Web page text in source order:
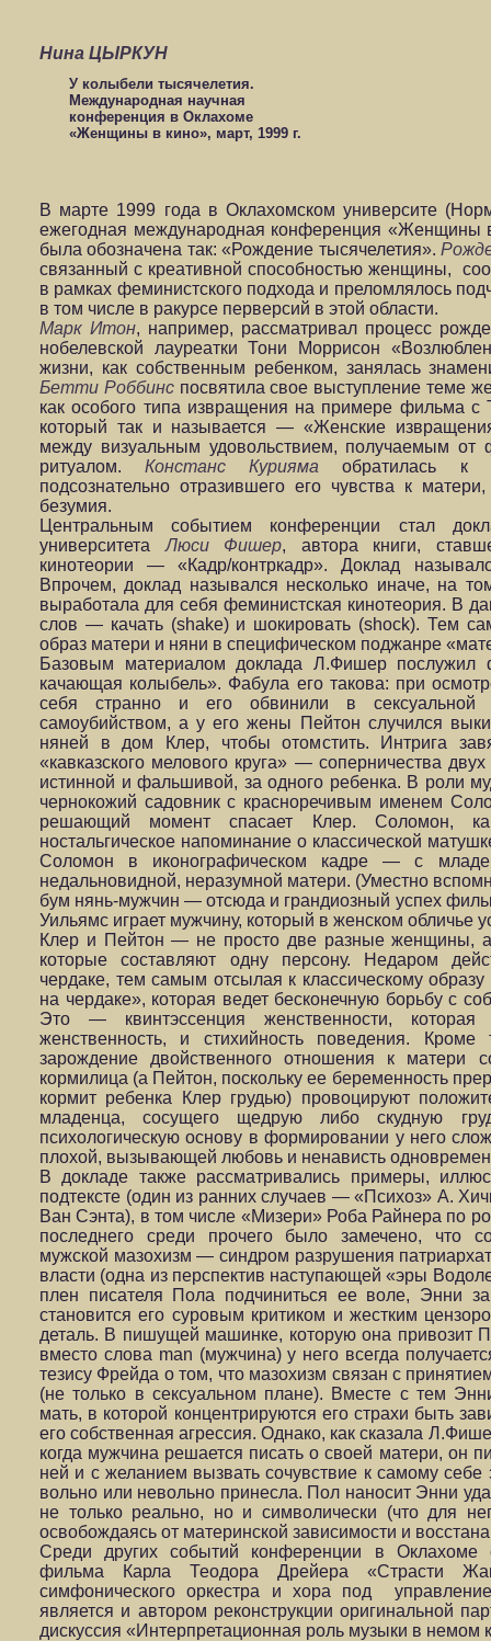
Нина ЦЫРКУН
У колыбели тысячелетия.
Международная научная
конференция в Оклахоме
«Женщины в кино», март, 1999 г.
В марте 1999 года в Оклахомском университе
ежегодная международная конференция «Женщины
была обозначена так: «Рождение тысячелетия».
связанный с креативной способностью женщины,
в рамках феминистского подхода и преломлялось
в том числе в ракурсе перверсий в этой области.
Марк Итон, например, рассматривал процесс
нобелевской лауреатки Тони Моррисон
жизни, как собственным ребенком, занялась
Бетти Роббинспосвятила свое выступление теме
как особого типа извращения на примере фильма с
который так и называется — «Женские
между визуальным удовольствием, получаемым от
ритуалом.Констанс Курияма обратилась к
подсознательно отразившего его чувства к
безумия.
Центральным событием конференции стал
университетаЛюси Фишер, автора книги,
кинотеории — «Кадр/контркадр». Доклад
Впрочем, доклад назывался несколько иначе, на
выработала для себя феминистская кинотеория. В
слов — качать (shake) и шокировать (shock). Тем
образ матери и няни в специфическом поджанре
Базовым материалом доклада Л.Фишер
качающая колыбель». Фабула его такова: при
себя странно и его обвинили в сексуальной
самоубийством, а у его жены Пейтон случился
няней в дом Клер, чтобы отомстить. Интрига
«кавказского мелового круга» — соперничества
истинной и фальшивой, за одного ребенка. В роли
чернокожий садовник с красноречивым именем
решающий момент спасает Клер. Соломон,
ностальгическое напоминание о классической
Соломон в иконографическом кадре — с
недальновидной, неразумной матери. (Уместно
бум нянь-мужчин — отсюда и грандиозный успех
Уильямс играет мужчину, который в женском обличье
Клер и Пейтон — не просто две разные женщины,
которые составляют одну персону. Недаром
чердаке, тем самым отсылая к классическому
на чердаке», которая ведет бесконечную борьбу с
Это — квинтэссенция женственности,
женственность, и стихийность поведения.
зарождение двойственного отношения к матери
кормилица (а Пейтон, поскольку ее беременность
кормит ребенка Клер грудью) провоцируют
младенца, сосущего щедрую либо скудную
психологическую основу в формировании у него
плохой, вызывающей любовь и ненависть
В докладе также рассматривались примеры,
подтексте (один из ранних случаев — «Психоз» А.
Ван Сэнта), в том числе «Мизери» Роба Райнера по
последнего среди прочего было замечено, что
мужской мазохизм — синдром разрушения
власти (одна из перспектив наступающей «эры
плен писателя Пола подчиниться ее воле, Энни
становится его суровым критиком и жестким
деталь. В пишущей машинке, которую она привозит
вместо слова man (мужчина) у него всегда
тезису Фрейда о том, что мазохизм связан с
(не только в сексуальном плане). Вместе с тем
мать, в которой концентрируются его страхи быть
его собственная агрессия. Однако, как сказала
когда мужчина решается писать о своей матери, он
ней и с желанием вызвать сочувствие к самому
вольно или невольно принесла. Пол наносит Энни
не только реально, но и символически (что для
освобождаясь от материнской зависимости и
Среди других событий конференции в Оклахоме
фильма Карла Теодора Дрейера «Страсти
симфонического оркестра и хора под
является и автором реконструкции оригинальной
дискуссия «Интерпретационная роль музыки в немом